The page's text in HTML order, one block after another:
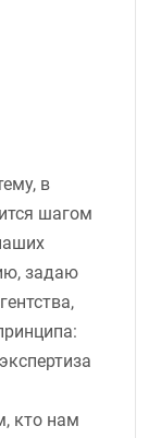
в
шагом
задаю
кто нам